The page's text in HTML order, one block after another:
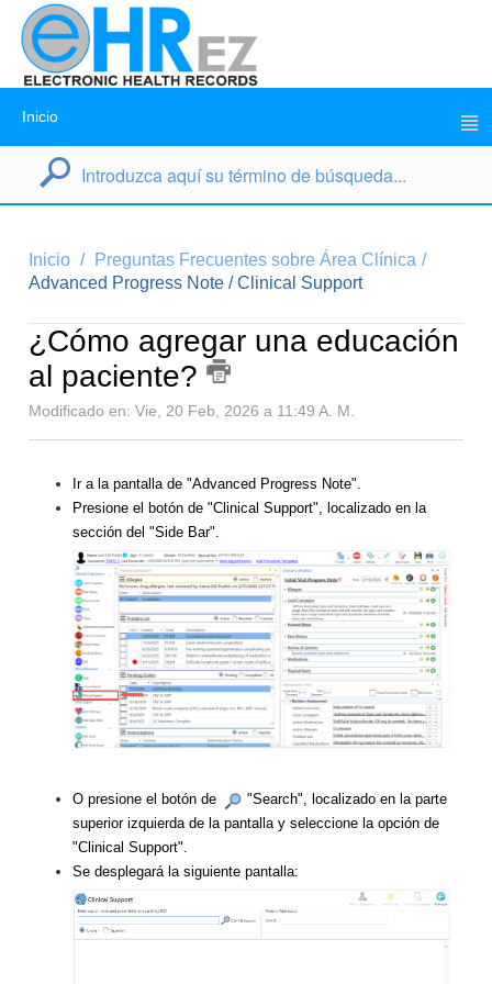
Inicio
Inicio
Preguntas Frecuentes sobre Área Clínica
Advanced Progress Note / Clinical Support
¿Cómo agregar una educación
al paciente?
Modificado en: Vie, 20 Feb, 2026 a 11:49 A. M.
Ir a la pantalla de "Advanced Progress Note".
Presione el botón de "Clinical Support", localizado en la
sección del "Side Bar".
O presione el botón de
"Search", localizado en la parte
superior izquierda de la pantalla y seleccione la opción de
"Clinical Support".
Se desplegará la siguiente pantalla: